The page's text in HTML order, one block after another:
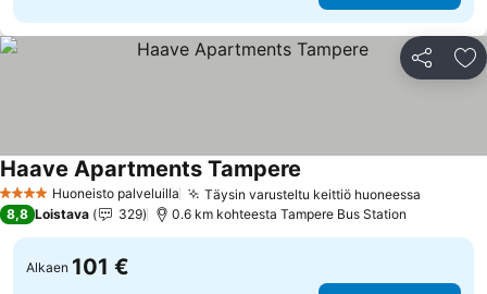
Jaa
4 TähtiluokitusHuoneisto palveluilla Täysin varusteltu keittiö huoneessa
Haave Apartments Tampere
8,8 Loistava 329 0.6 km kohteesta Tampere Bus Station
Alkaen 101 €